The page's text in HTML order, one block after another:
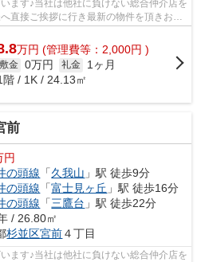
ます♪当社は他社に負けない総合仲介店を
直接ご挨拶に行き最新の物件を頂きお客
は...
万円 (管理費等：2,000円 )
敷金 0万円 礼金
1ヶ月
階 / 1K / 24.13㎡
前
円
の頭線 「久我山 」駅 徒歩9分
の頭線 「富士見ヶ丘 」駅 徒歩16分
の頭線 「三鷹台 」駅 徒歩22分
/ 26.80㎡
杉並区宮前４丁目
ます♪当社は他社に負けない総合仲介店を